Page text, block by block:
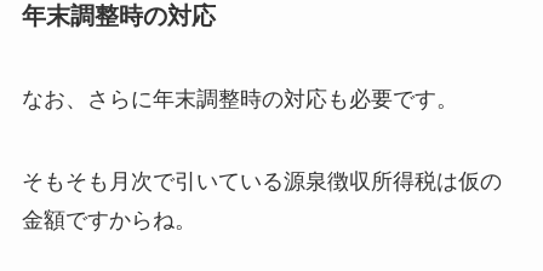
年末調整時の対応
なお、さらに年末調整時の対応も必要です。
そもそも月次で引いている源泉徴収所得税は仮の
金額ですからね。